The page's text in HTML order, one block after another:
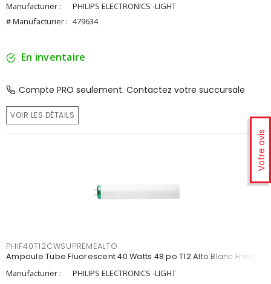
Votre avis
Manufacturier :
PHILIPS ELECTRONICS -LIGHT
# Manufacturier : 479634
En inventaire
Compte PRO seulement. Contactez votre succursale
VOIR LES DÉTAILS
PHIF40T12CWSUPREMEALTO
Ampoule Tube Fluorescent 40 Watts 48 po T12 Alto Blanc Froid
Manufacturier :
PHILIPS ELECTRONICS -LIGHT